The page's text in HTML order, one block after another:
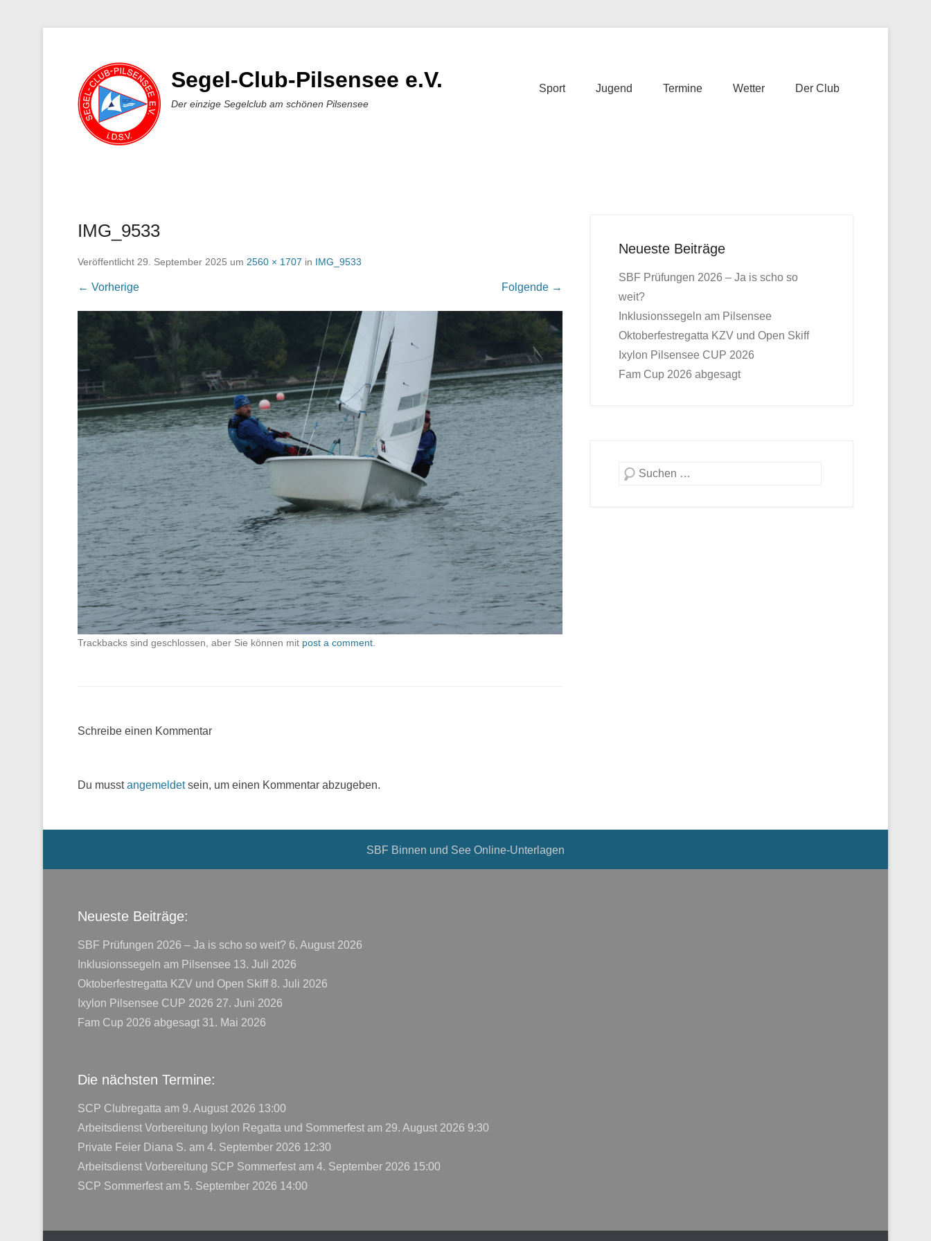
Segel-Club-Pilsensee e.V.
Der einzige Segelclub am schönen Pilsensee
Sport Jugend Termine Wetter Der Club
IMG_9533
Veröffentlicht 29. September 2025 um 2560 × 1707 in IMG_9533
← Vorherige Folgende →
Trackbacks sind geschlossen, aber Sie können mit post a comment
Schreibe einen Kommentar
Du musstangemeldetsein, um einen Kommentar abzugeben.
Neueste Beiträge
SBF Prüfungen 2026 – Ja is scho so
weit?
Inklusionssegeln am Pilsensee
Oktoberfestregatta KZV und Open Skiff
Ixylon Pilsensee CUP 2026
Fam Cup 2026 abgesagt
Suche
SBF Binnen und See Online-Unterlagen
Neueste Beiträge:
SBF Prüfungen 2026 – Ja is scho so weit? 6. August 2026
Inklusionssegeln am Pilsensee 13. Juli 2026
Oktoberfestregatta KZV und Open Skiff 8. Juli 2026
Ixylon Pilsensee CUP 2026 27. Juni 2026
Fam Cup 2026 abgesagt 31. Mai 2026
Die nächsten Termine:
SCP Clubregatta am 9. August 2026 13:00
Arbeitsdienst Vorbereitung Ixylon Regatta und Sommerfest am 29. August 2026 9:30
Private Feier Diana S. am 4. September 2026 12:30
Arbeitsdienst Vorbereitung SCP Sommerfest am 4. September 2026 15:00
SCP Sommerfest am 5. September 2026 14:00